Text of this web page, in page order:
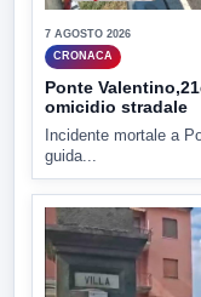
7 AGOSTO 2026
CRONACA
Ponte
omicidio stradale
Incidente mortale a
guida...